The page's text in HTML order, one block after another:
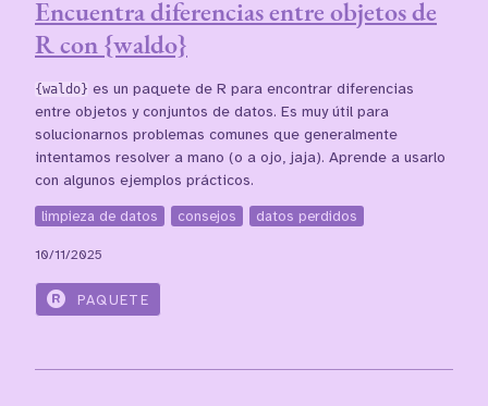
Encuentra diferencias entre objetos de
R con {waldo}
{waldo} es un paquete de R para encontrar diferencias
entre objetos y conjuntos de datos. Es muy útil para
solucionarnos problemas comunes que generalmente
intentamos resolver a mano (o a ojo, jaja). Aprende a usarlo
con algunos ejemplos prácticos.
limpieza de datos consejos datos perdidos
10/11/2025
PAQUETE